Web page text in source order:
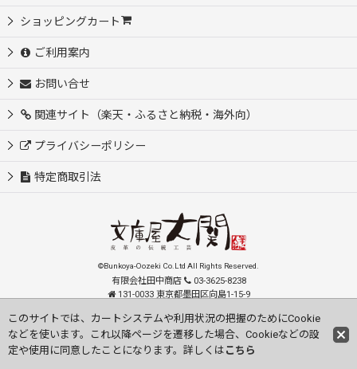
ショッピングカート
ご利用案内
お問い合せ
関連サイト（楽天・ふるさと納税・海外向）
プライバシーポリシー
特定商取引法
©Bunkoya-Oozeki Co.Ltd All Rights Reserved.
有限会社田中商店
03-3625-8238
131-0033 東京都墨田区向島1-15-9
Visit our English Store
このサイトでは、カートシステムや利用状況の把握のためにCookie
などを使います。これ以降ページを遷移した場合、Cookieなどの設
定や使用に同意したことになります。詳しくは こちら